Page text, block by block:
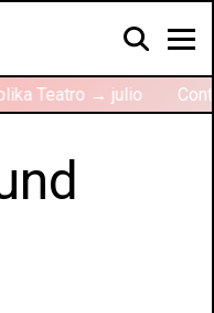
Teatro → julio